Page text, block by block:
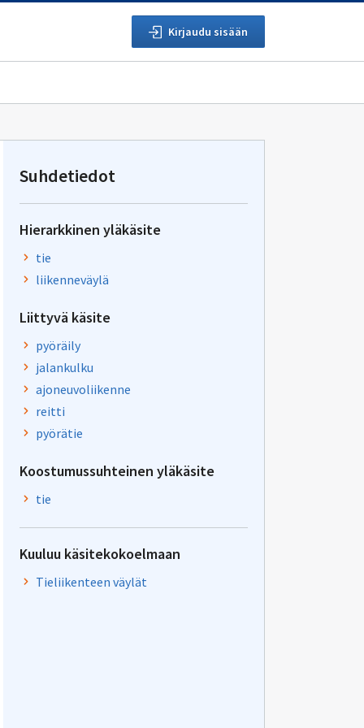
Kirjaudu sisään
Suhdetiedot
Hierarkkinen yläkäsite
tie
liikenneväylä
Liittyvä käsite
pyöräily
jalankulku
ajoneuvoliikenne
reitti
pyörätie
Koostumussuhteinen yläkäsite
tie
Kuuluu käsitekokoelmaan
Tieliikenteen väylät